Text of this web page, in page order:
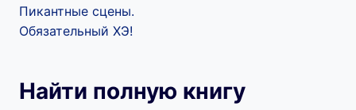
Пикантные сцены.
Обязательный ХЭ!
Найти полную книгу